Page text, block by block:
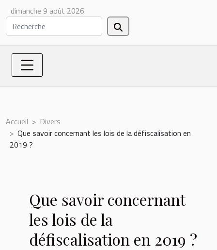
dimanche 9 août 2026
Accueil
Divers
Que savoir concernant les lois de la défiscalisation en
2019 ?
Que savoir concernant
les lois de la
défiscalisation en 2019 ?